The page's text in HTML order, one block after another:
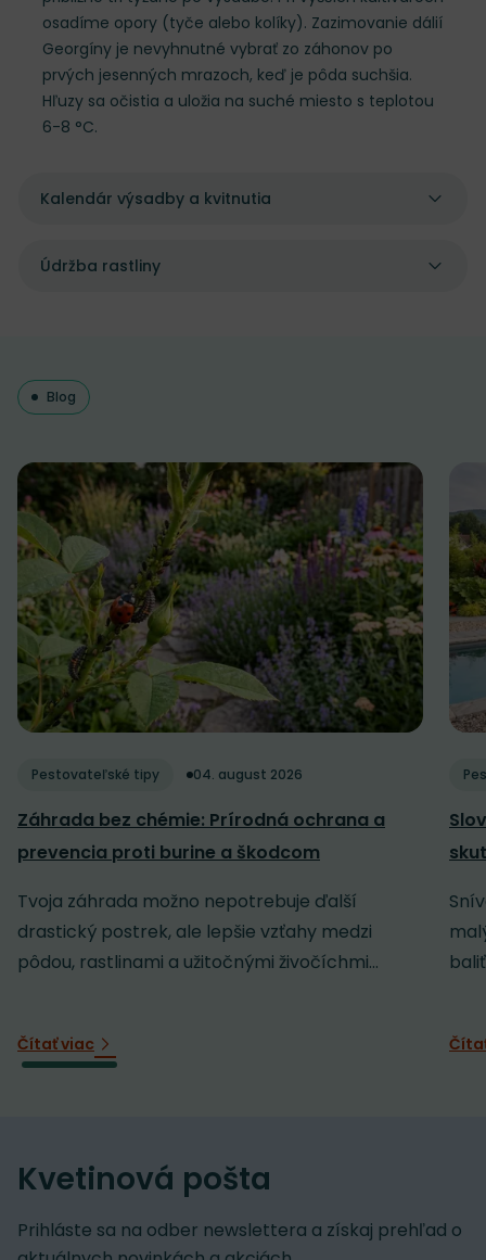
osadíme opory (tyče alebo kolíky). Zazimovanie dálií
Georgíny je nevyhnutné vybrať zo záhonov po
prvých jesenných mrazoch, keď je pôda suchšia.
Hľuzy sa očistia a uložia na suché miesto s teplotou
6-8 °C.
Kalendár výsadby a kvitnutia
Údržba rastliny
Blog
Pestovateľské tipy 04. august 2026
Záhrada bez chémie: Prírodná ochrana a
prevencia proti burine a škodcom
Tvoja záhrada možno nepotrebuje ďalší
drastický postrek, ale lepšie vzťahy medzi
pôdou, rastlinami a užitočnými živočíchmi...
Čítať viac
Kvetinová pošta
Prihláste sa na odber newslettera a získaj prehľad o